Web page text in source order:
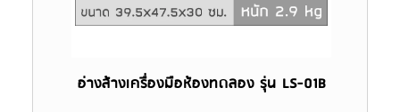
อ่างล้างเครื่องมือห้องทดลอง รุ่น LS-01B